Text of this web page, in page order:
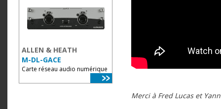
ALLEN & HEATH
M-DL-GACE
Carte réseau audio numérique
Merci à Fred Lucas et